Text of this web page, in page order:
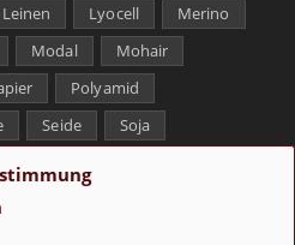
Leinen Lyocell
Merino
Modal
Mohair
Polyamid
Seide
Soja